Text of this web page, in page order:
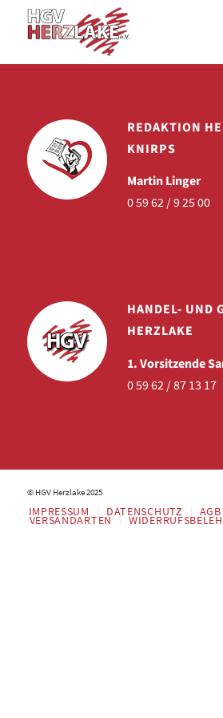
REDAKTION
KNIRPS
Martin Linger
0 59 62 / 9 25 00
HANDEL- UND
HERZLAKE
1. Vorsitzende
0 59 62 / 87 13 17
© HGV Herzlake 2025
IMPRESSUM DATENSCHUTZ AGB
VERSANDARTEN